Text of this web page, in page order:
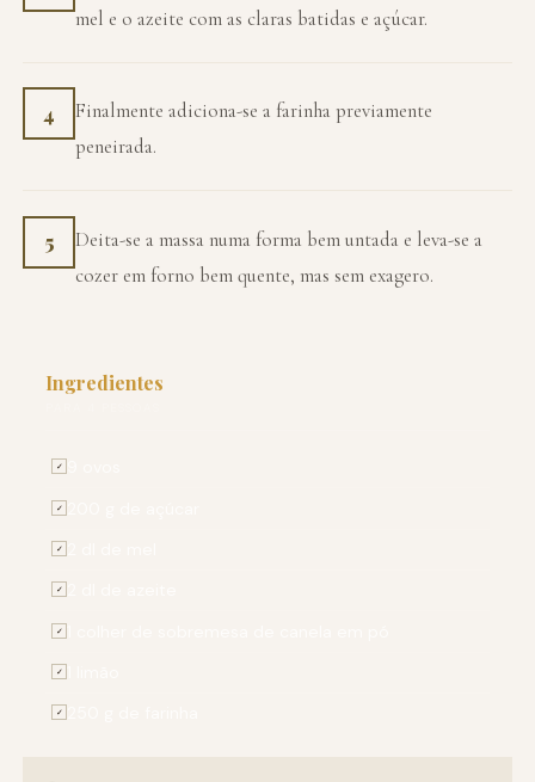
mel e o azeite com as claras batidas e açúcar.
4
Finalmente adiciona-se a farinha previamente
peneirada.
5
Deita-se a massa numa forma bem untada e leva-se a
cozer em forno bem quente, mas sem exagero.
Ingredientes
✓
✓
✓
✓
✓
✓
✓